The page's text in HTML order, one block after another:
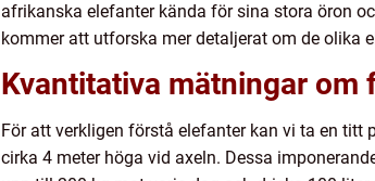
afrikanska elefanter kända för sina stora öron
kommer att utforska mer detaljerat om de olika
Kvantitativa mätningar om
För att verkligen förstå elefanter kan vi ta en
cirka 4 meter höga vid axeln. Dessa